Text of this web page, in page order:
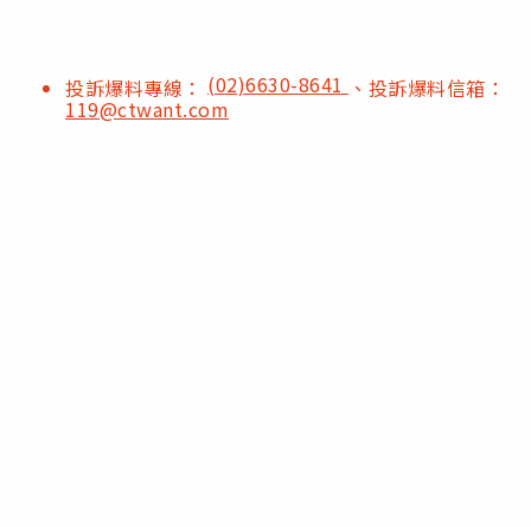
投訴爆料專線： (02)6630-8641 、投訴爆料信箱：
119@ctwant.com